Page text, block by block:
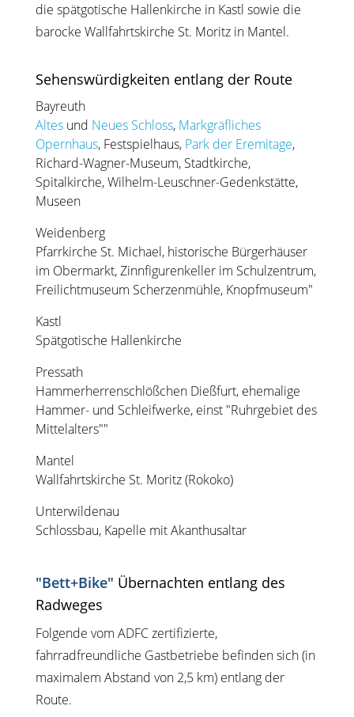
die spätgotische Hallenkirche in Kastl sowie die
barocke Wallfahrtskirche St. Moritz in Mantel.
Sehenswürdigkeiten entlang der Route
Bayreuth
Altes und Neues Schloss, Markgräfliches
Opernhaus, Festspielhaus, Park der Eremitage,
Richard-Wagner-Museum, Stadtkirche,
Spitalkirche, Wilhelm-Leuschner-Gedenkstätte,
Museen
Weidenberg
Pfarrkirche St. Michael, historische Bürgerhäuser
im Obermarkt, Zinnfigurenkeller im Schulzentrum,
Freilichtmuseum Scherzenmühle, Knopfmuseum"
Kastl
Spätgotische Hallenkirche
Pressath
Hammerherrenschlößchen Dießfurt, ehemalige
Hammer- und Schleifwerke, einst "Ruhrgebiet des
Mittelalters""
Mantel
Wallfahrtskirche St. Moritz (Rokoko)
Unterwildenau
Schlossbau, Kapelle mit Akanthusaltar
"Bett+Bike" Übernachten entlang des
Radweges
Folgende vom ADFC zertifizierte,
fahrradfreundliche Gastbetriebe befinden sich (in
maximalem Abstand von 2,5 km) entlang der
Route.